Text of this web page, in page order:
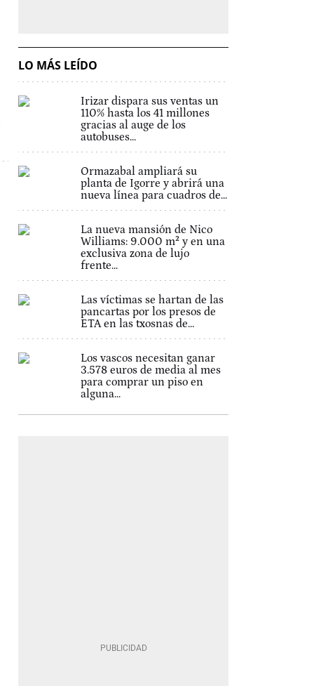
LO MÁS LEÍDO
Irizar dispara sus ventas un
110% hasta los 41 millones
gracias al auge de los
autobuses...
Ormazabal ampliará su
planta de Igorre y abrirá una
nueva línea para cuadros de...
La nueva mansión de Nico
Williams: 9.000 m² y en una
exclusiva zona de lujo
frente...
Las víctimas se hartan de las
pancartas por los presos de
ETA en las txosnas de...
Los vascos necesitan ganar
3.578 euros de media al mes
para comprar un piso en
alguna...